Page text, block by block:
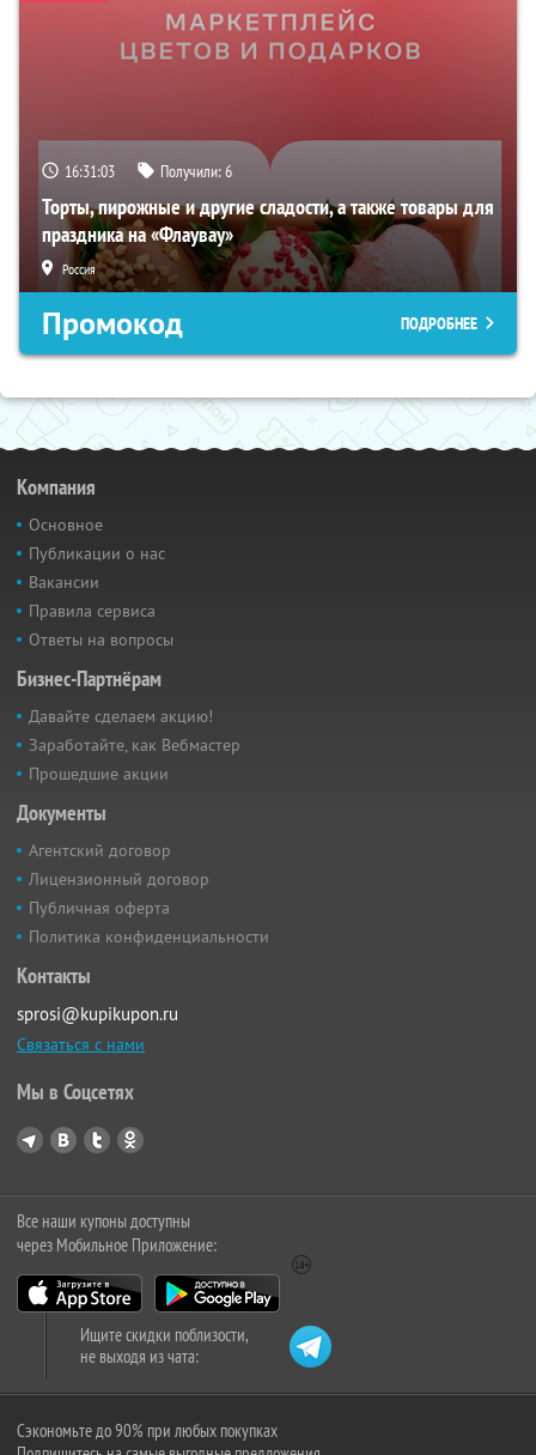
16:31:02 Получили:6
Торты, пирожные и другие сладости, а также товары для
праздника на «Флаувау»
Россия
Промокод ПОДРОБНЕЕ
Компания
Основное
Публикации о нас
Вакансии
Правила сервиса
Ответы на вопросы
Бизнес-Партнёрам
Давайте сделаем акцию!
Заработайте, как Вебмастер
Прошедшие акции
Документы
Агентский договор
Лицензионный договор
Публичная оферта
Политика конфиденциальности
Контакты
sprosi@kupikupon.ru
Связаться с нами
Мы в Соцсетях
Все наши купоны доступны
через Мобильное Приложение:
Ищите скидки поблизости,
не выходя из чата:
Сэкономьте до 90% при любых покупках